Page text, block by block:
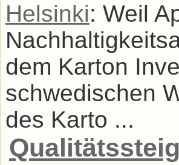
Helsinki: Weil
dem Karton
schwedischen
des Karto ...